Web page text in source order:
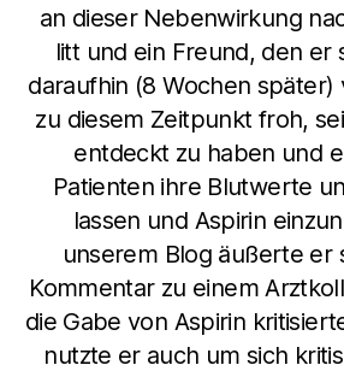
an dieser Nebenwirkung
litt und ein Freund, den er
daraufhin (8 Wochen später)
zu diesem Zeitpunkt froh,
entdeckt zu haben und
Patienten ihre Blutwerte
lassen und Aspirin
unserem Blog äußerte er
Kommentar zu einem
die Gabe von Aspirin
nutzte er auch um sich